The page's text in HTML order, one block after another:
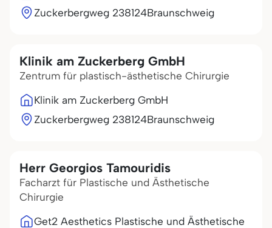
Zuckerbergweg 238124Braunschweig
Klinik am Zuckerberg GmbH
Zentrum für plastisch-ästhetische Chirurgie
Klinik am Zuckerberg GmbH
Zuckerbergweg 238124Braunschweig
Herr Georgios Tamouridis
Facharzt für Plastische und Ästhetische
Chirurgie
Get2 Aesthetics Plastische und Ästhetische